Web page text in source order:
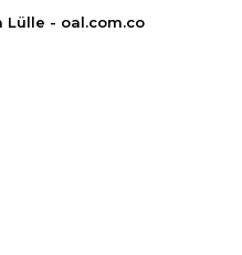
- oal.com.co